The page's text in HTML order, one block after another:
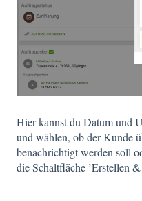
Hier kannst du Datum und
und wählen, ob der Kunde
benachrichtigt werden soll
die Schaltfläche ’Erstellen